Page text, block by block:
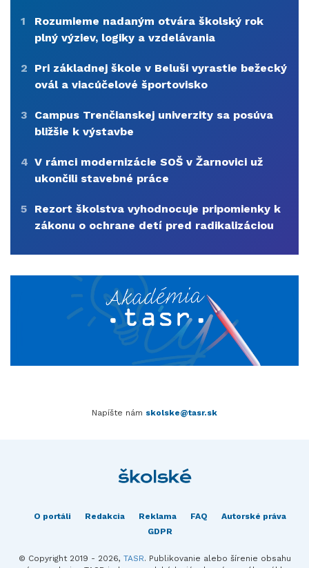
1
Rozumieme nadaným otvára školský rok
plný výziev, logiky a vzdelávania
2
Pri základnej škole v Beluši vyrastie bežecký
ovál a viacúčelové športovisko
3
Campus Trenčianskej univerzity sa posúva
bližšie k výstavbe
4 V rámci modernizácie SOŠ v Žarnovici už
ukončili stavebné práce
5
Rezort školstva vyhodnocuje pripomienky k
zákonu o ochrane detí pred radikalizáciou
Napíšte nám skolske@tasr.sk
O portáli Redakcia Reklama FAQ
Autorské práva
GDPR
© Copyright 2019 - 2026, TASR. Publikovanie alebo šírenie obsahu